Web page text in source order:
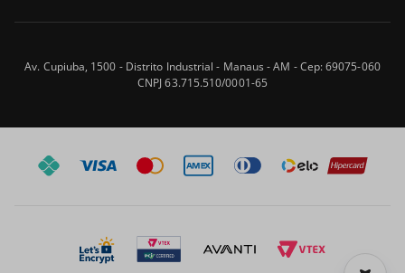
Formas de Pagamento
Perguntas frequentes
Av. Cupiuba, 1500 - Distrito Industrial - Manaus - AM - Cep: 69075-060
CNPJ 63.715.510/0001-65